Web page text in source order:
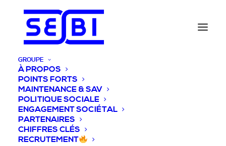
GROUPE
À PROPOS
POINTS FORTS
MAINTENANCE & SAV
POLITIQUE SOCIALE
ENGAGEMENT SOCIÉTAL
PARTENAIRES
CHIFFRES CLÉS
RECRUTEMENT